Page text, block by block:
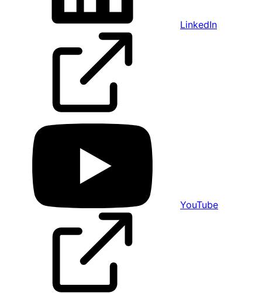
LinkedIn
YouTube